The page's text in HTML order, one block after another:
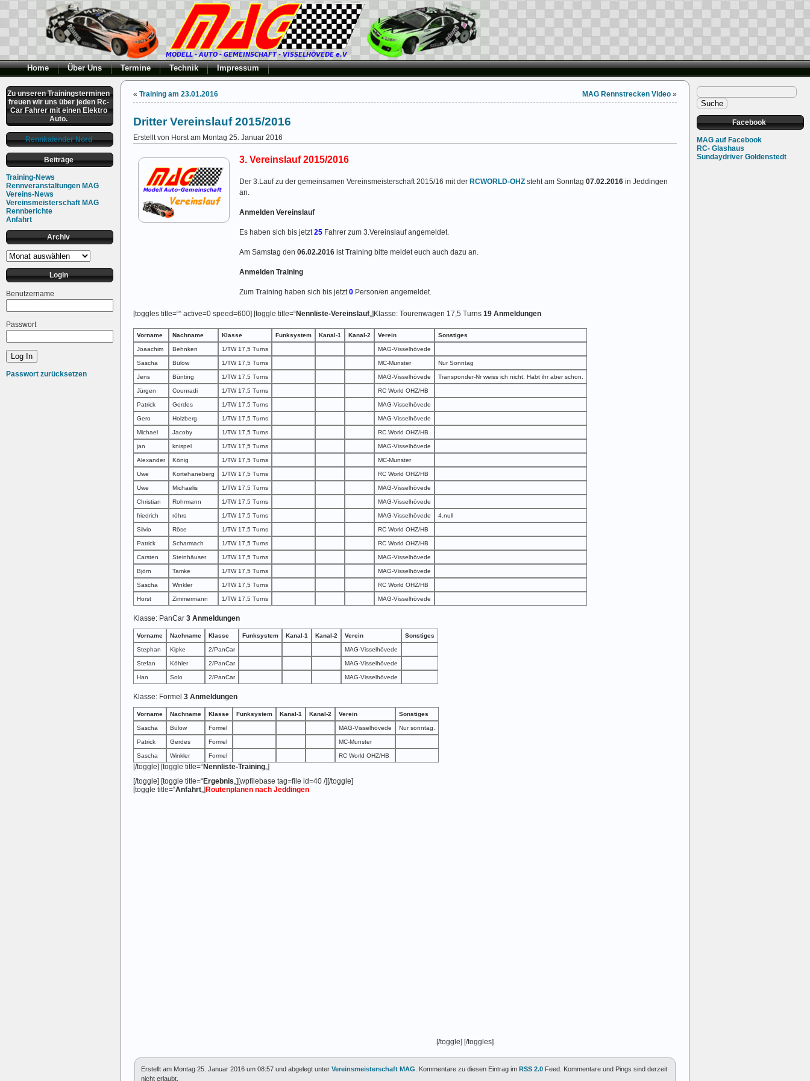
Home Über Uns Termine Technik Impressum
Zu unseren Trainingsterminen
freuen wir uns über jeden Rc-
Car Fahrer mit einen Elektro
Auto.
Rennkalender Nord
Beiträge
Training-News
Rennveranstaltungen MAG
Vereins-News
Vereinsmeisterschaft MAG
Rennberichte
Anfahrt
Archiv
Archiv
Login
Benutzername
Passwort
Passwort zurücksetzen
Facebook
MAG auf Facebook
RC- Glashaus
Sundaydriver Goldenstedt
« Training am 23.01.2016 MAG Rennstrecken Video »
Dritter Vereinslauf 2015/2016
Erstellt von Horst am Montag 25. Januar 2016
3. Vereinslauf 2015/2016
Der 3.Lauf zu der gemeinsamen Vereinsmeisterschaft 2015/16 mit der RCWORLD-OHZ steht am Sonntag 07.02.2016 in Jeddingen
an.
Anmelden Vereinslauf
Es haben sich bis jetzt25 Fahrer zum 3.Vereinslauf angemeldet.
Am Samstag den 06.02.2016 ist Training bitte meldet euch auch dazu an.
Anmelden Training
Zum Training haben sich bis jetzt0 Person/en angemeldet.
[toggles title=““ active=0 speed=600] [toggle title=“Nennliste-Vereinslauf„]Klasse: Tourenwagen 17,5 Turns 19 Anmeldungen
Vorname Nachname Klasse Funksystem Kanal-1 Kanal-2 Verein Sonstiges
Joaachim Behnken 1/TW 17,5 Turns MAG-Visselhövede
Sascha Bülow 1/TW 17,5 Turns MC-Munster Nur Sonntag
Jens Bünting 1/TW 17,5 Turns MAG-Visselhövede Transponder-Nr weiss ich nicht. Habt ihr aber schon.
Jürgen Counradi 1/TW 17,5 Turns RC World OHZ/HB
Patrick Gerdes 1/TW 17,5 Turns MAG-Visselhövede
Gero Holzberg 1/TW 17,5 Turns MAG-Visselhövede
Michael Jacoby 1/TW 17,5 Turns RC World OHZ/HB
jan knispel 1/TW 17,5 Turns MAG-Visselhövede
Alexander König 1/TW 17,5 Turns MC-Munster
Uwe Kortehaneberg 1/TW 17,5 Turns RC World OHZ/HB
Uwe Michaelis 1/TW 17,5 Turns MAG-Visselhövede
Christian Rohrmann 1/TW 17,5 Turns MAG-Visselhövede
friedrich röhrs 1/TW 17,5 Turns MAG-Visselhövede 4.null
Silvio Röse 1/TW 17,5 Turns RC World OHZ/HB
Patrick Scharmach 1/TW 17,5 Turns RC World OHZ/HB
Carsten Steinhäuser 1/TW 17,5 Turns MAG-Visselhövede
Björn Tamke 1/TW 17,5 Turns MAG-Visselhövede
Sascha Winkler 1/TW 17,5 Turns RC World OHZ/HB
Horst Zimmermann 1/TW 17,5 Turns MAG-Visselhövede
Klasse: PanCar 3 Anmeldungen
Vorname Nachname Klasse Funksystem Kanal-1 Kanal-2 Verein Sonstiges
Stephan Kipke 2/PanCar MAG-Visselhövede
Stefan Köhler 2/PanCar MAG-Visselhövede
Han Solo 2/PanCar MAG-Visselhövede
Klasse: Formel 3 Anmeldungen
Vorname Nachname Klasse Funksystem Kanal-1 Kanal-2 Verein Sonstiges
Sascha Bülow Formel MAG-Visselhövede Nur sonntag.
Patrick Gerdes Formel MC-Munster
Sascha Winkler Formel RC World OHZ/HB
[/toggle] [toggle title=“Nennliste-Training„]
[/toggle] [toggle title=“Ergebnis„][wpfilebase tag=file id=40 /][/toggle]
[toggle title=“Anfahrt„] Routenplanen nach Jeddingen
[/toggle] [/toggles]
Erstellt am Montag 25. Januar 2016 um 08:57 und abgelegt unter Vereinsmeisterschaft MAG. Kommentare zu diesen Eintrag im RSS 2.0 Feed. Kommentare und Pings sind derzeit
nicht erlaubt.